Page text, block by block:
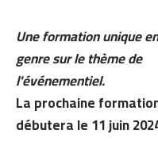
Une formation unique
genre sur le thème de
l'événementiel.
La prochaine
débutera le 11 juin